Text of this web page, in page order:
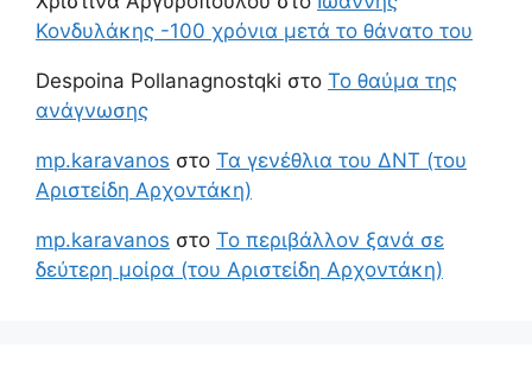
Κονδυλάκης -100 χρόνια μετά το θάνατο του
Despoina Pollanagnostqki στο Το θαύμα της
ανάγνωσης
mp.karavanos στο Τα γενέθλια του ΔΝΤ (του
Αριστείδη Αρχοντάκη)
mp.karavanos στο Το περιβάλλον ξανά σε
δεύτερη μοίρα (του Αριστείδη Αρχοντάκη)